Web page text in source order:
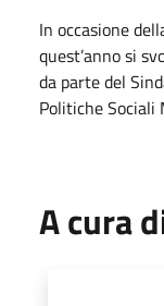
In occasione
quest’anno si
da parte del
Politiche Sociali
A cura